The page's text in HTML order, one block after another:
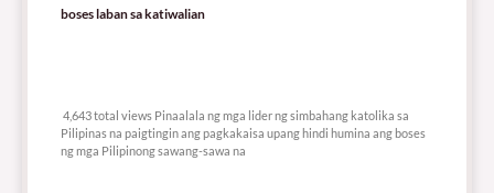
boses laban sa katiwalian
4,643 total views Pinaalala ng mga lider ng simbahang katolika sa
Pilipinas na paigtingin ang pagkakaisa upang hindi humina ang boses
ng mga Pilipinong sawang-sawa na